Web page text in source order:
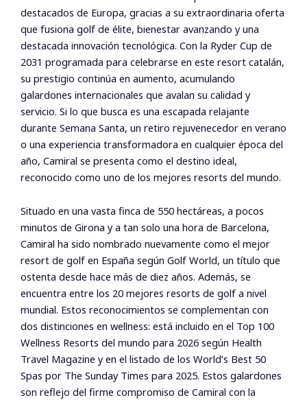
destacados de Europa, gracias a su extraordinaria oferta
que fusiona golf de élite, bienestar avanzando y una
destacada innovación tecnológica. Con la Ryder Cup de
2031 programada para celebrarse en este resort catalán,
su prestigio continúa en aumento, acumulando
galardones internacionales que avalan su calidad y
servicio. Si lo que busca es una escapada relajante
durante Semana Santa, un retiro rejuvenecedor en verano
o una experiencia transformadora en cualquier época del
año, Camiral se presenta como el destino ideal,
reconocido como uno de los mejores resorts del mundo.
Situado en una vasta finca de 550 hectáreas, a pocos
minutos de Girona y a tan solo una hora de Barcelona,
Camiral ha sido nombrado nuevamente como el mejor
resort de golf en España según Golf World, un título que
ostenta desde hace más de diez años. Además, se
encuentra entre los 20 mejores resorts de golf a nivel
mundial. Estos reconocimientos se complementan con
dos distinciones en wellness: está incluido en el Top 100
Wellness Resorts del mundo para 2026 según Health
Travel Magazine y en el listado de los World’s Best 50
Spas por The Sunday Times para 2025. Estos galardones
son reflejo del firme compromiso de Camiral con la